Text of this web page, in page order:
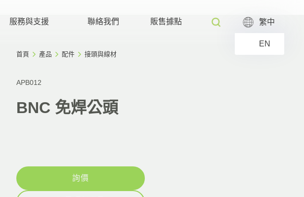
服務與支援 聯絡我們 販售據點 繁中
EN
首頁 產品 配件 接頭與線材
APB012
BNC 免焊公頭
詢價